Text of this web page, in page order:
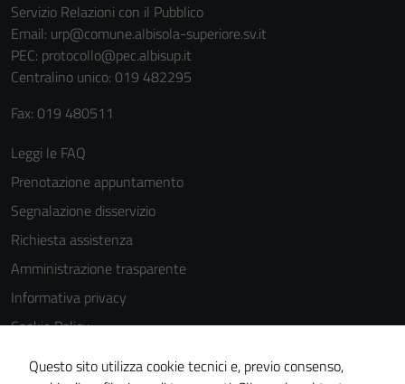
Servizio Relazioni con il Pubblico
Email: urp@comune.albisola-superiore.sv.it
PEC: protocollo@pec.albisup.it
Centralino unico: 019 482295
Fax: 019 480511
Leggi le FAQ
Prenotazione appuntamento
Segnalazione disservizio
Richiesta assistenza
Amministrazione trasparente
Informativa privacy
Cookie Policy
Note legali
Questo sito utilizza cookie tecnici e, previo consenso,